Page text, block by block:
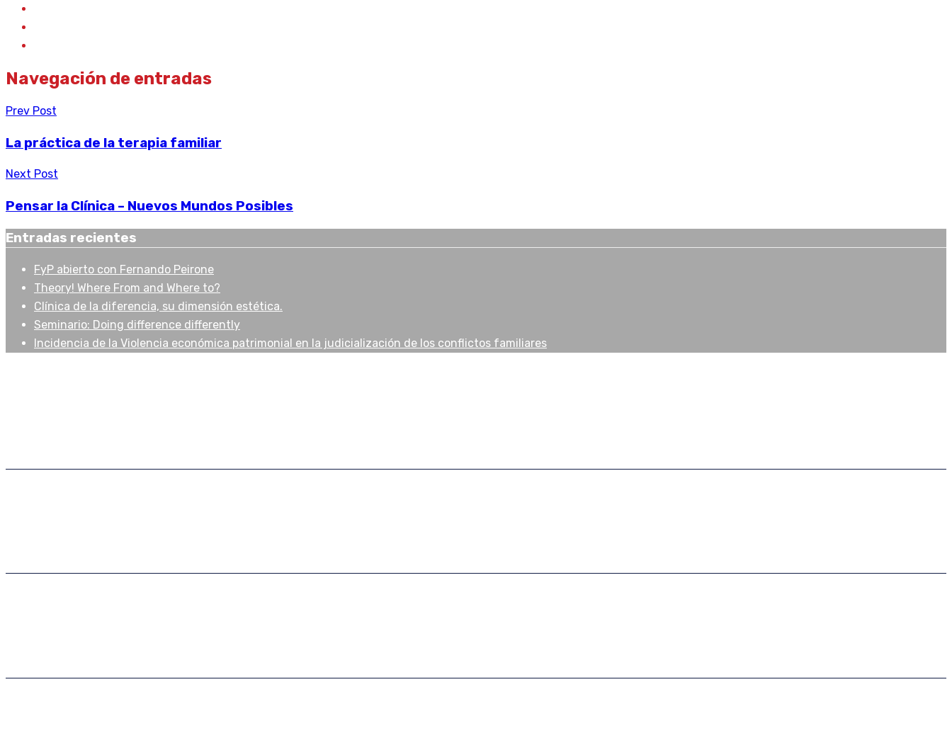
Navegación de entradas
Prev Post
La práctica de la terapia familiar
Next Post
Pensar la Clínica – Nuevos Mundos Posibles
Entradas recientes
FyP abierto con Fernando Peirone
Theory! Where From and Where to?
Clínica de la diferencia, su dimensión estética.
Seminario: Doing difference differently
Incidencia de la Violencia económica patrimonial en la judicialización de los conflictos familiares